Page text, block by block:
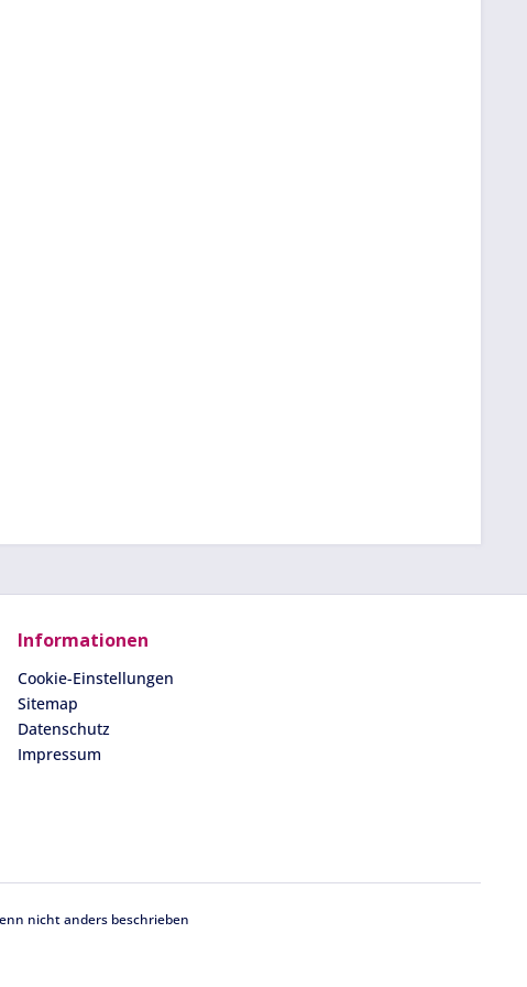
Informationen
Cookie-Einstellungen
Sitemap
Datenschutz
Impressum
nicht anders beschrieben